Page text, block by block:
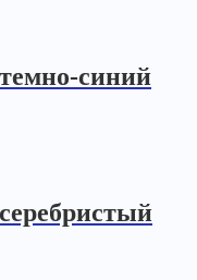
синий